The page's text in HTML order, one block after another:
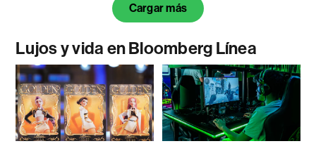
Cargar más
Lujos y vida en Bloomberg Línea